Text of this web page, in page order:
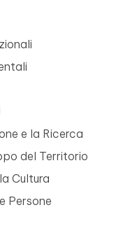
e la Ricerca
del Territorio
Cultura
Persone